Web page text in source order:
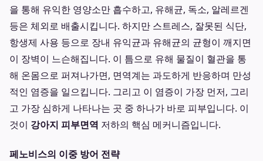
을 통해 유익한 영양소만 흡수하고, 유해균, 독소, 알레르겐
등은 체외로 배출시킵니다. 하지만 스트레스, 잘못된 식단,
항생제 사용 등으로 장내 유익균과 유해균의 균형이 깨지면
이 장벽이 느슨해집니다. 이 틈으로 유해 물질이 혈관을 통
해 온몸으로 퍼져나가면, 면역계는 과도하게 반응하며 만성
적인 염증을 일으킵니다. 그리고 이 염증이 가장 먼저, 그리
고 가장 심하게 나타나는 곳 중 하나가 바로 피부입니다. 이
것이 강아지 피부면역 저하의 핵심 메커니즘입니다.
페노비스의 이중 방어 전략